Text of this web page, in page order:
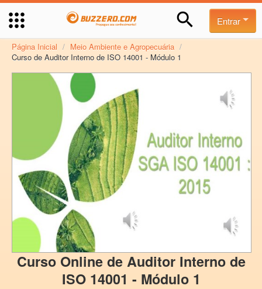
Entrar
Página Inicial / Meio Ambiente e Agropecuária /
Curso de Auditor Interno de ISO 14001 - Módulo 1
Curso Online de Auditor Interno de
ISO 14001 - Módulo 1